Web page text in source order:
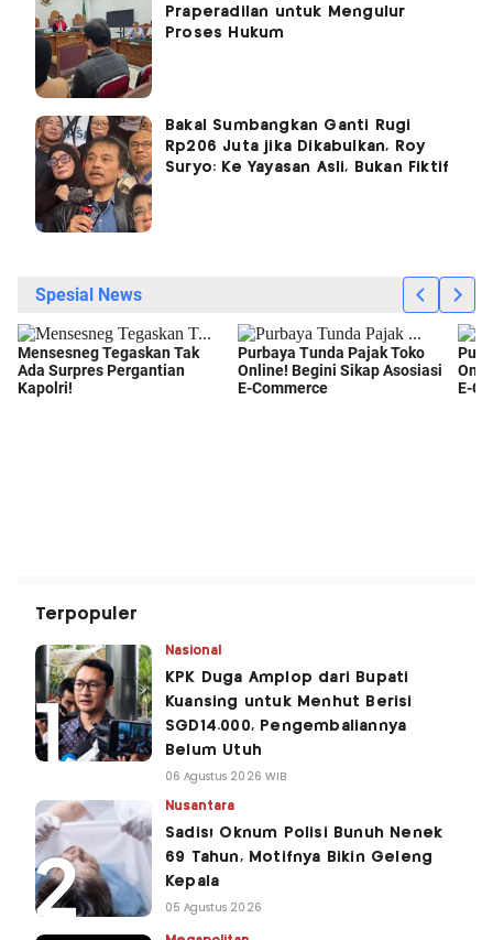
Praperadilan untuk Mengulur
Proses Hukum
Bakal Sumbangkan Ganti Rugi
Rp206 Juta jika Dikabulkan, Roy
Suryo: Ke Yayasan Asli, Bukan Fiktif
Terpopuler
Nasional
KPK Duga Amplop dari Bupati
Kuansing untuk Menhut Berisi
SGD14.000, Pengembaliannya
Belum Utuh
06 Agustus 2026 WIB
Nusantara
Sadis! Oknum Polisi Bunuh Nenek
69 Tahun, Motifnya Bikin Geleng
Kepala
05 Agustus 2026